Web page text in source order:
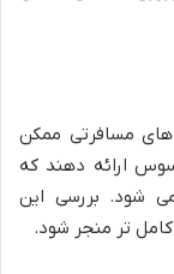
های مسافرتی ممکن
ارائه دهند که
شود. بررسی این
تر منجر شود.